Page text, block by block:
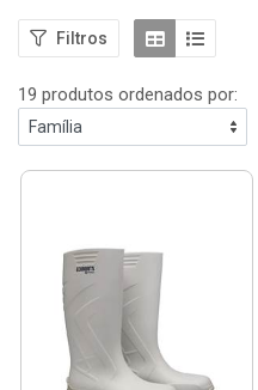
Filtros
19 produtos ordenados por: